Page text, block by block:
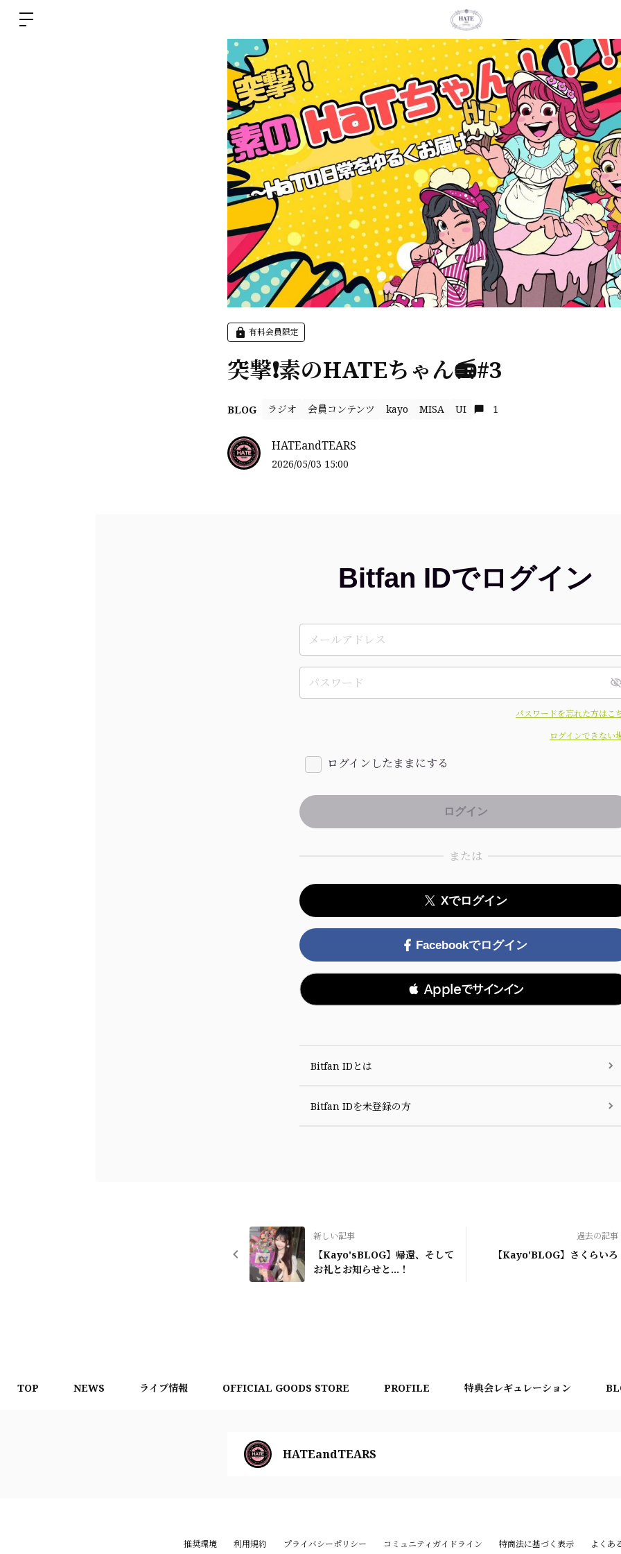
有料会員限定
突撃❗️素のHATEちゃん📻#3
BLOG ラジオ 会員コンテンツ kayo MISA UI 1
HATEandTEARS
2026/05/03 15:00
Bitfan IDでログイン
パスワードを忘れた方はこ
ログインできない
ログインしたままにする
または
Xでログイン
Facebookでログイン
 Appleでサインイン
Bitfan IDとは
Bitfan IDを未登録の方
新しい記事
【Kayo'sBLOG】帰還、そして
お礼とお知らせと…！
過去の記事
【Kayo'BLOG】さくらいろ
TOP NEWS ライブ情報 OFFICIAL GOODS STORE PROFILE 特典会レギュレーション
HATEandTEARS
推奨環境 利用規約 プライバシーポリシー コミュニティガイドライン 特商法に基づく表示 よくあ